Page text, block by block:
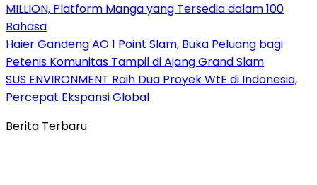
MILLION, Platform Manga yang Tersedia dalam 100
Bahasa
Haier Gandeng AO 1 Point Slam, Buka Peluang bagi
Petenis Komunitas Tampil di Ajang Grand Slam
SUS ENVIRONMENT Raih Dua Proyek WtE di Indonesia,
Percepat Ekspansi Global
Berita Terbaru